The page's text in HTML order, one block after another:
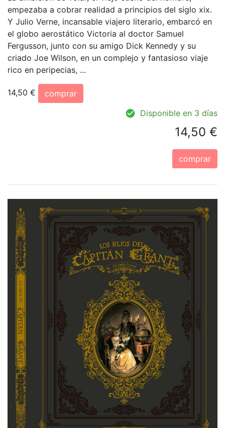
empezaba a cobrar realidad a principios del siglo xix.
Y Julio Verne, incansable viajero literario, embarcó en
el globo aerostático Victoria al doctor Samuel
Fergusson, junto con su amigo Dick Kennedy y su
criado Joe Wilson, en un complejo y fantasioso viaje
rico en peripecias, ...
14,50 €
comprar
Disponible en 3 días
14,50 €
comprar